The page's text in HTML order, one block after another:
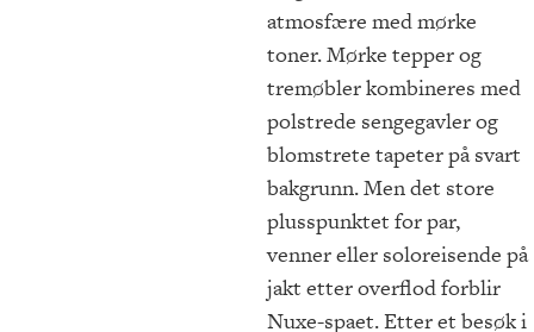
atmosfære med mørke
toner. Mørke tepper og
tremøbler kombineres med
polstrede sengegavler og
blomstrete tapeter på svart
bakgrunn. Men det store
plusspunktet for par,
venner eller soloreisende på
jakt etter overflod forblir
Nuxe-spaet. Etter et besøk i